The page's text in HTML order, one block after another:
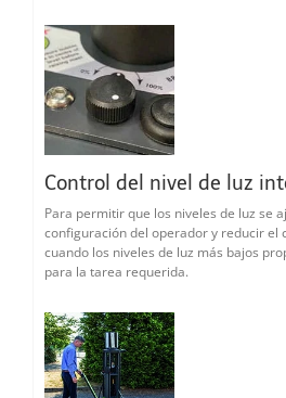
Control del nivel de luz
Para permitir que los niveles de luz se
configuración del operador y reducir el
cuando los niveles de luz más bajos
para la tarea requerida.